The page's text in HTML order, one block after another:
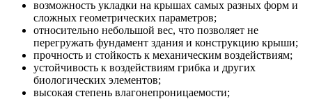
возможность укладки на крышах самых разных форм и
сложных геометрических параметров;
относительно небольшой вес, что позволяет не
перегружать фундамент здания и конструкцию крыши;
прочность и стойкость к механическим воздействиям;
устойчивость к воздействиям грибка и других
биологических элементов;
высокая степень влагонепроницаемости;